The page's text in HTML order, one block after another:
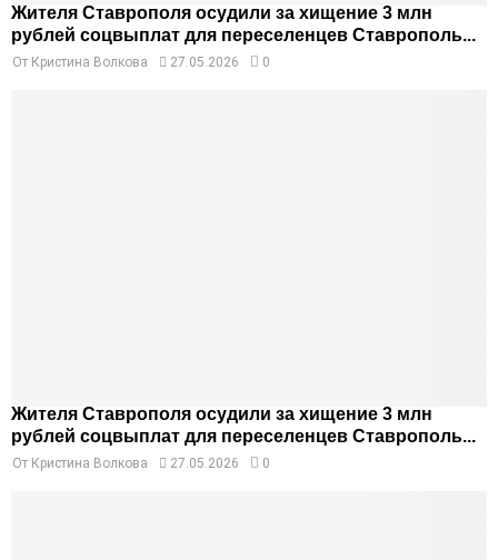
Жителя Ставрополя осудили за хищение 3 млн
рублей соцвыплат для переселенцев Ставрополь...
От Кристина Волкова 27.05.2026 0
Жителя Ставрополя осудили за хищение 3 млн
рублей соцвыплат для переселенцев Ставрополь...
От Кристина Волкова 27.05.2026 0